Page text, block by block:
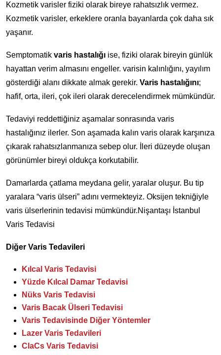
Kozmetik varisler fiziki olarak bireye rahatsızlık vermez.
Kozmetik varisler, erkeklere oranla bayanlarda çok daha sık
yaşanır.
Semptomatik varis hastalığı ise, fiziki olarak bireyin günlük
hayattan verim almasını engeller. varisin kalınlığını, yayılım
gösterdiği alanı dikkate almak gerekir. Varis hastalığını;
hafif, orta, ileri, çok ileri olarak derecelendirmek mümkündür.
Tedaviyi reddettiğiniz aşamalar sonrasında varis
hastalığınız ilerler. Son aşamada kalın varis olarak karşınıza
çıkarak rahatsızlanmanıza sebep olur. İleri düzeyde oluşan
görünümler bireyi oldukça korkutabilir.
Damarlarda çatlama meydana gelir, yaralar oluşur. Bu tip
yaralara “varis ülseri” adını vermekteyiz. Oksijen tekniğiyle
varis ülserlerinin tedavisi mümkündür.Nişantaşı İstanbul
Varis Tedavisi
Diğer Varis Tedavileri
Kılcal Varis Tedavisi
Yüzde Kılcal Damar Tedavisi
Nüks Varis Tedavisi
Varis Bacak Ülseri Tedavisi
Varis Tedavisinde Diğer Yöntemler
Lazer Varis Tedavileri
ClaCs Varis Tedavisi